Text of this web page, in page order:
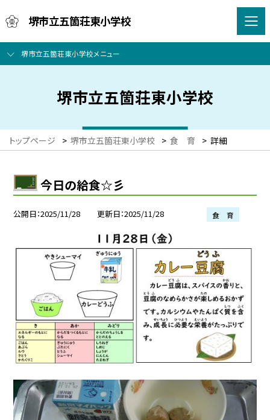
堺市立五箇荘東小学校
堺市立五箇荘東小学校メニュー
堺市立五箇荘東小学校
トップページ > 堺市立五箇荘東小学校 > 食 育 > 詳細
今日の給食☆彡
公開日 2025/11/28 更新日 2025/11/28 食 育